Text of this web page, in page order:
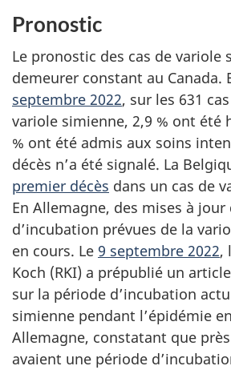
Pronostic
Le pronostic des cas de variole
demeurer constant au Canada.
septembre 2022, sur les 631
variole simienne, 2,9 % ont été
% ont été admis aux soins
décès n’a été signalé. La
premier décès dans un cas de
En Allemagne, des mises à jour
d’incubation prévues de la
en cours. Le 9 septembre 2022,
Koch (RKI) a prépublié un
sur la période d’incubation
simienne pendant l’épidémie
Allemagne, constatant que près
avaient une période